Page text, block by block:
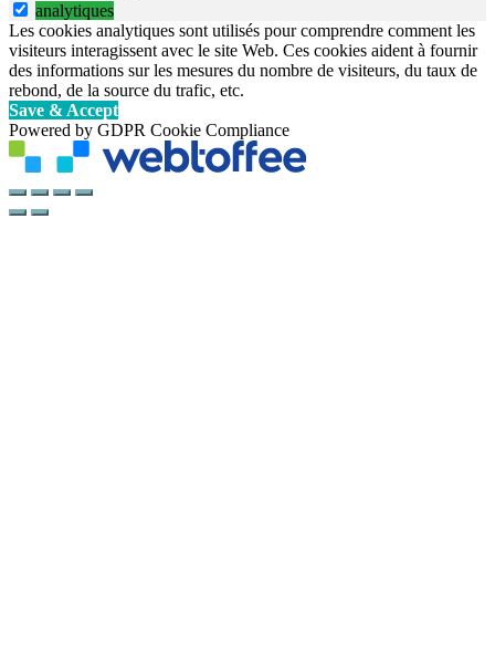
analytiques
Les cookies analytiques sont utilisés pour comprendre comment les
visiteurs interagissent avec le site Web. Ces cookies aident à fournir
des informations sur les mesures du nombre de visiteurs, du taux de
rebond, de la source du trafic, etc.
Save & Accept
Powered by GDPR Cookie Compliance